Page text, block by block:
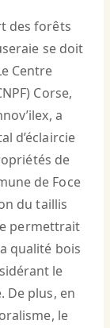
des forêts
se doit
Centre
Corse,
a
d’éclaircie
de
de Foce
du taillis
permettrait
qualité bois
le
De plus, en
le